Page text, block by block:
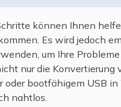
können Ihnen
Es wird jedoch
um Ihre Probleme
nur die Konvertierung
oder bootfähigem USB in
nahtlos.